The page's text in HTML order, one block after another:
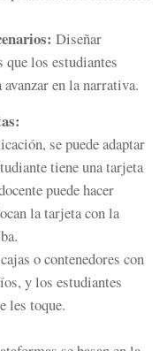
Diseñar
los estudiantes
en la narrativa.
se puede adaptar
tiene una tarjeta
puede hacer
la tarjeta con la
o contenedores con
y los estudiantes
les toque.